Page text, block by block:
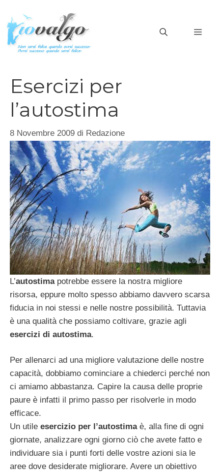
contenuto
Esercizi per
l’autostima
8 Novembre 2009 di Redazione
L’autostimapotrebbe essere la nostra migliore
risorsa, eppure molto spesso abbiamo davvero scarsa
fiducia in noi stessi e nelle nostre possibilità. Tuttavia
è una qualità che possiamo coltivare, grazie agli
esercizi di autostima.
Per allenarci ad una migliore valutazione delle nostre
capacità, dobbiamo cominciare a chiederci perché non
ci amiamo abbastanza. Capire la causa delle proprie
paure è infatti il primo passo per risolverle in modo
efficace.
Un utile esercizio per l’autostimaè, alla fine di ogni
giornate, analizzare ogni giorno ciò che avete fatto e
individuare sia i punti forti delle vostre azioni sia le
aree dove desiderate migliorare. Avere un obiettivo